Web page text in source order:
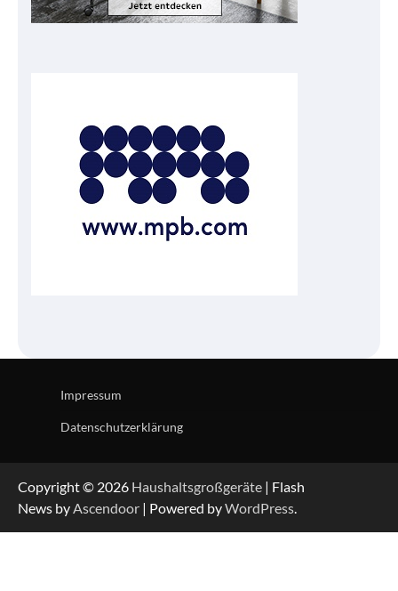
Impressum
Datenschutzerklärung
Copyright © 2026 Haushaltsgroßgeräte | Flash
News byAscendoor | Powered byWordPress.